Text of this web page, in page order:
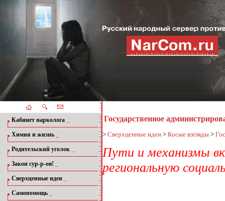
Кабинет нарколога
Химия и жизнь
Родительский уголок
Закон сур-р-ов!
Сверхценные идеи
Самопомощь
Государственное
> Сверхценные идеи > Косые взгляды >
Пути и механизмы
региональную